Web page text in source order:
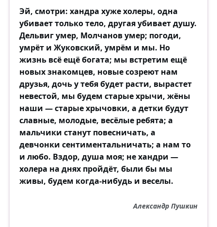
Эй, смотри: хандра хуже холеры, одна
убивает только тело, другая убивает душу.
Дельвиг умер, Молчанов умер; погоди,
умрёт и Жуковский, умрём и мы. Но
жизнь всё ещё богата; мы встретим ещё
новых знакомцев, новые созреют нам
друзья, дочь у тебя будет расти, вырастет
невестой, мы будем старые хрычи, жёны
наши — старые хрычовки, а детки будут
славные, молодые, весёлые ребята; а
мальчики станут повесничать, а
девчонки сентиментальничать; а нам то
и любо. Вздор, душа моя; не хандри —
холера на днях пройдёт, были бы мы
живы, будем когда-нибудь и веселы.
Александр Пушкин